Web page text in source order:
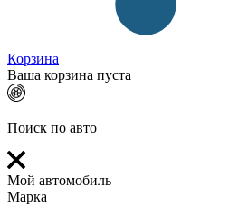
Корзина
Ваша корзина пуста
Поиск по авто
Мой автомобиль
Марка